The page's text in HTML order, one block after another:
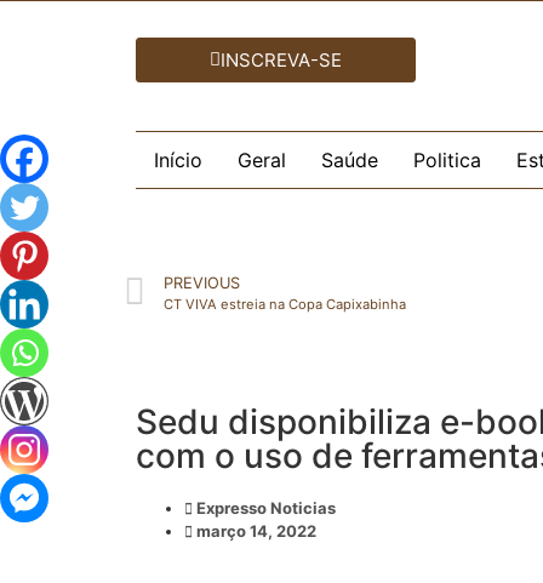
INSCREVA-SE
Início Geral Saúde Politica
PREVIOUS
CT VIVA estreia na Copa Capixabinha
Sedu disponibiliza e-
com o uso de
Expresso Noticias
março 14, 2022